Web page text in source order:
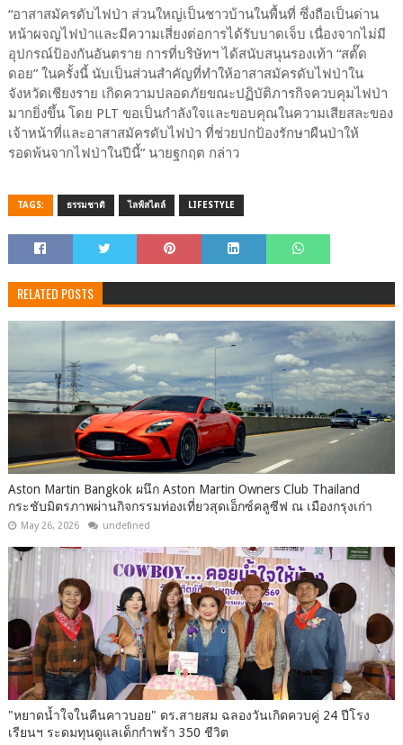
“อาสาสมัครดับไฟป่า ส่วนใหญ่เป็นชาวบ้านในพื้นที่ ซึ่งถือเป็นด่าน
หน้าผจญไฟป่าและมีความเสี่ยงต่อการได้รับบาดเจ็บ เนื่องจากไม่มี
อุปกรณ์ป้องกันอันตราย การที่บริษัทฯ ได้สนับสนุนรองเท้า “สตั๊ด
ดอย” ในครั้งนี้ นับเป็นส่วนสำคัญที่ทำให้อาสาสมัครดับไฟป่าใน
จังหวัดเชียงราย เกิดความปลอดภัยขณะปฏิบัติภารกิจควบคุมไฟป่า
มากยิ่งขึ้น โดย PLT ขอเป็นกำลังใจและขอบคุณในความเสียสละของ
เจ้าหน้าที่และอาสาสมัครดับไฟป่า ที่ช่วยปกป้องรักษาผืนป่าให้
รอดพ้นจากไฟป่าในปีนี้” นายฐกฤต กล่าว
TAGS: ธรรมชาติ ไลฟ์สไตล์ LIFESTYLE
RELATED POSTS
Aston Martin Bangkok ผนึก Aston Martin Owners Club Thailand
กระชับมิตรภาพผ่านกิจกรรมท่องเที่ยวสุดเอ็กซ์คลูซีฟ ณ เมืองกรุงเก่า
May 26, 2026 undefined
"หยาดน้ำใจในคืนคาวบอย" ดร.สายสม ฉลองวันเกิดควบคู่ 24 ปีโรง
เรียนฯ ระดมทุนดูแลเด็กกำพร้า 350 ชีวิต